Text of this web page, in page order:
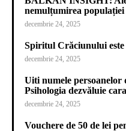
nemulțumirea
decembrie 24, 2025
Spiritul Crăciunului
decembrie 24, 2025
Uiti numele persoanelor
Psihologia dezvăluie
decembrie 24, 2025
Vouchere de 50 de lei